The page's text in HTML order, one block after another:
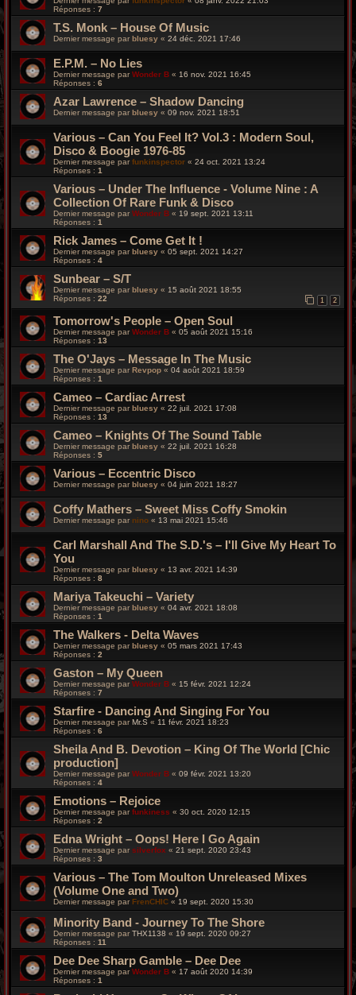
Réponses : 7
T.S. Monk – House Of Music
Dernier message par bluesy « 24 déc. 2021 17:46
E.P.M. – No Lies
Dernier message parWonder B « 16 nov. 2021 16:45
Réponses : 6
Azar Lawrence – Shadow Dancing
Dernier message par bluesy « 09 nov. 2021 18:51
Various – Can You Feel It? Vol.3 : Modern Soul,
Disco & Boogie 1976​-​85
Dernier message par funkinspector « 24 oct. 2021 13:24
Réponses : 1
Various – Under The Influence - Volume Nine : A
Collection Of Rare Funk & Disco
Dernier message par Wonder B « 19 sept. 2021 13:11
Réponses : 1
Rick James – Come Get It !
Dernier message parbluesy « 05 sept. 2021 14:27
Réponses : 4
Sunbear – S/T
Dernier message par bluesy « 15 août 2021 18:55
Réponses : 22 1 2
Tomorrow's People – Open Soul
Dernier message parWonder B « 05 août 2021 15:16
Réponses : 13
The O'Jays – Message In The Music
Dernier message par Revpop « 04 août 2021 18:59
Réponses : 1
Cameo – Cardiac Arrest
Dernier message parbluesy « 22 juil. 2021 17:08
Réponses : 13
Cameo – Knights Of The Sound Table
Dernier message par bluesy « 22 juil. 2021 16:28
Réponses : 5
Various – Eccentric Disco
Dernier message parbluesy « 04 juin 2021 18:27
Coffy Mathers – Sweet Miss Coffy Smokin
Dernier message par nino « 13 mai 2021 15:46
Carl Marshall And The S.D.'s ‎– I'll Give My Heart To
You
Dernier message par bluesy « 13 avr. 2021 14:39
Réponses : 8
Mariya Takeuchi – Variety
Dernier message par bluesy « 04 avr. 2021 18:08
Réponses : 1
The Walkers - Delta Waves
Dernier message parbluesy « 05 mars 2021 17:43
Réponses : 2
Gaston – My Queen
Dernier message par Wonder B « 15 févr. 2021 12:24
Réponses : 7
Starfire - Dancing And Singing For You
Dernier message parMr.S « 11 févr. 2021 18:23
Réponses : 6
Sheila And B. Devotion – King Of The World [Chic
production]
Dernier message par Wonder B « 09 févr. 2021 13:20
Réponses : 4
Emotions – Rejoice
Dernier message parfunkiness « 30 oct. 2020 12:15
Réponses : 2
Edna Wright – Oops! Here I Go Again
Dernier message par silverfox « 21 sept. 2020 23:43
Réponses : 3
Various – The Tom Moulton Unreleased Mixes
(Volume One and Two)
Dernier message par FrenCHIC « 19 sept. 2020 15:30
Minority Band - Journey To The Shore
Dernier message par THX1138 « 19 sept. 2020 09:27
Réponses : 11
Dee Dee Sharp Gamble – Dee Dee
Dernier message parWonder B « 17 août 2020 14:39
Réponses : 1